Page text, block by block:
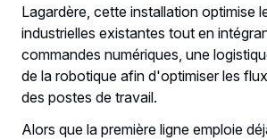
Lagardère, cette installation optimise
industrielles existantes tout en
commandes numériques, une
de la robotique afin d'optimiser les
des postes de travail.
Alors que la première ligne emploie